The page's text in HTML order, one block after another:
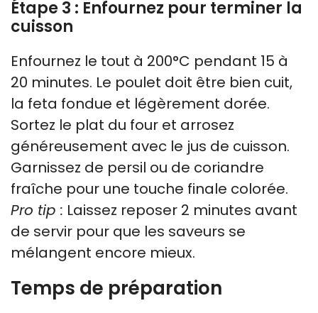
Étape 3 : Enfournez pour terminer la
cuisson
Enfournez le tout à 200°C pendant 15 à
20 minutes. Le poulet doit être bien cuit,
la feta fondue et légèrement dorée.
Sortez le plat du four et arrosez
généreusement avec le jus de cuisson.
Garnissez de persil ou de coriandre
fraîche pour une touche finale colorée.
Pro tip : Laissez reposer 2 minutes avant
de servir pour que les saveurs se
mélangent encore mieux.
Temps de préparation